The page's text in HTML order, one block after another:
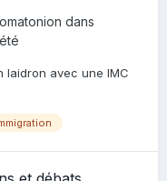
dans
laidron avec une IMC